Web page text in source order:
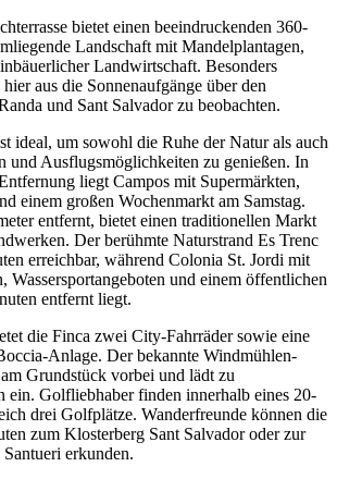
bietet einen beeindruckenden 360-
Landschaft mit Mandelplantagen,
Landwirtschaft. Besonders
aus die Sonnenaufgänge über den
und Sant Salvador zu beobachten.
ideal, um sowohl die Ruhe der Natur als auch
und Ausflugsmöglichkeiten zu genießen. In
liegt Campos mit Supermärkten,
einem großen Wochenmarkt am Samstag.
entfernt, bietet einen traditionellen Markt
Der berühmte Naturstrand Es Trenc
erreichbar, während Colonia St. Jordi mit
Wassersportangeboten und einem öffentlichen
entfernt liegt.
die Finca zwei City-Fahrräder sowie eine
Anlage. Der bekannte Windmühlen-
Grundstück vorbei und lädt zu
ein. Golfliebhaber finden innerhalb eines 20-
drei Golfplätze. Wanderfreunde können die
zum Klosterberg Sant Salvador oder zur
erkunden.